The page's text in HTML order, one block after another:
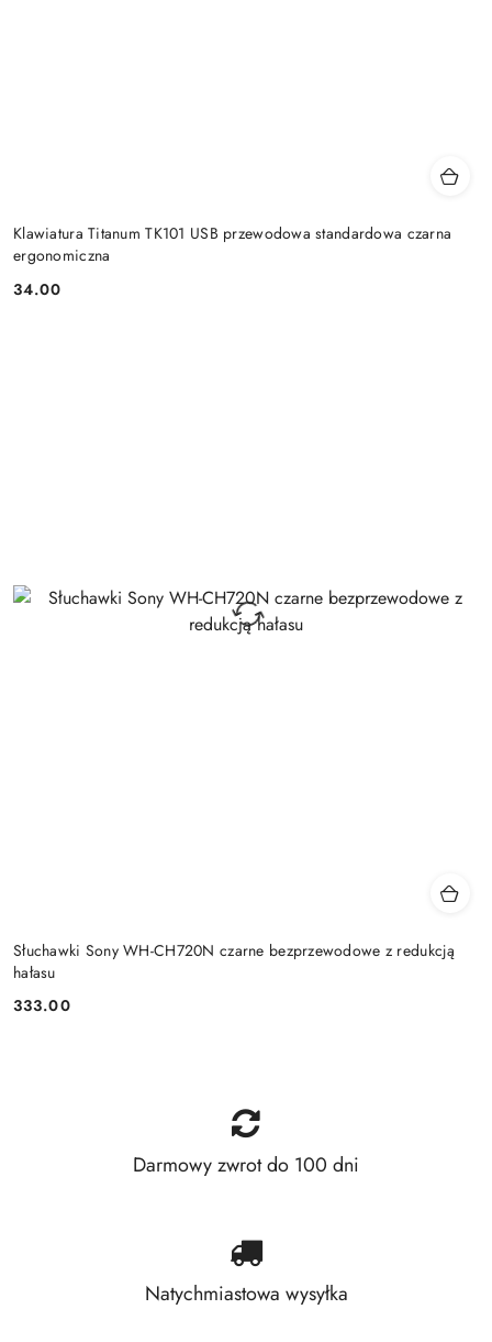
Klawiatura Titanum TK101 USB przewodowa standardowa czarna
ergonomiczna
Cena:
34.00
Słuchawki Sony WH-CH720N czarne bezprzewodowe z redukcją
hałasu
Cena:
333.00
Darmowy zwrot do 100 dni
Natychmiastowa wysyłka